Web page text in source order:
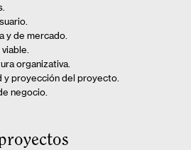
y de mercado.
organizativa.
y proyección del proyecto.
negocio.